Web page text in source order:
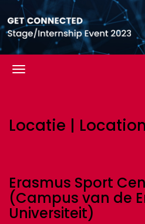
Locatie | Location
Erasmus Sport
(Campus van de
Universiteit)